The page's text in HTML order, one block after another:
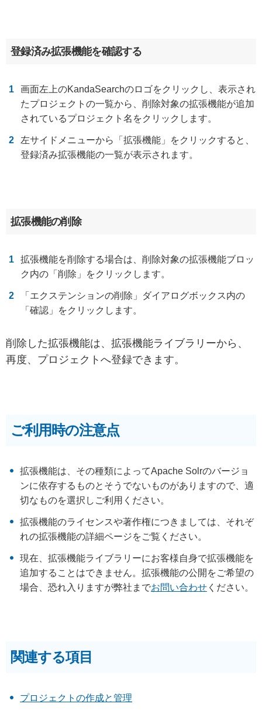
登録済み拡張機能を確認する
画面左上のKandaSearchのロゴをクリックし、表示され
たプロジェクトの一覧から、削除対象の拡張機能が追加
されているプロジェクト名をクリックします。
左サイドメニューから「拡張機能」をクリックすると、
登録済み拡張機能の一覧が表示されます。
拡張機能の削除
拡張機能を削除する場合は、削除対象の拡張機能ブロッ
ク内の「削除」をクリックします。
「エクステンションの削除」ダイアログボックス内の
「確認」をクリックします。
削除した拡張機能は、拡張機能ライブラリーから、
再度、プロジェクトへ登録できます。
ご利用時の注意点
拡張機能は、その種類によってApache Solrのバージョ
ンに依存するものとそうでないものがありますので、適
切なものを選択しご利用ください。
拡張機能のライセンスや著作権につきましては、それぞ
れの拡張機能の詳細ページをご覧ください。
現在、拡張機能ライブラリーにお客様自身で拡張機能を
追加することはできません。拡張機能の公開をご希望の
場合、恐れ入りますが弊社までお問い合わせ ください。
関連する項目
プロジェクトの作成と管理